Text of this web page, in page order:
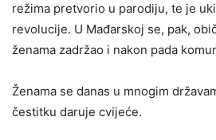
režima pretvorio u parodiju, te je
revolucije. U Mađarskoj se, pak,
ženama zadržao i nakon pada
Ženama se danas u mnogim
čestitku daruje cvijeće.